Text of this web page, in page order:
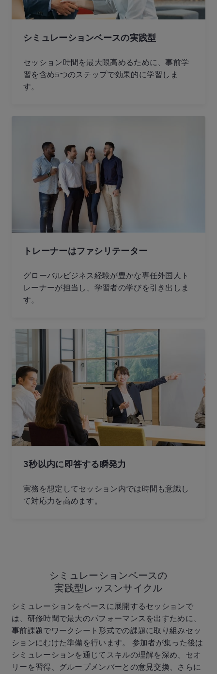
シミュレーションベースの実践型
セッション時間を最大限高めるために、事前学
習を含め5つのステップで効果的に学習しま
す。
トレーナーはファシリテーター
グローバルビジネス経験が豊かな専任外国人ト
レーナーが担当し、学習者の学びを引き出しま
す。
3秒以内に即答する瞬発力
実務を想定してセッション内では時間も意識し
て対応力を高めます。
シミュレーションベースの
実践型レッスンサイクル
シミュレーションをベースに展開するセッションで
は、研修時間で最大のパフォーマンスを出すために、
事前課題でワークシート形式での課題に取り組みセッ
ションにむけた準備を行います。 参加者が集った後は
シミュレーションを通じてスキルの理解を深め、セオ
リーを習得、グループメンバーとの意見交換、さらに